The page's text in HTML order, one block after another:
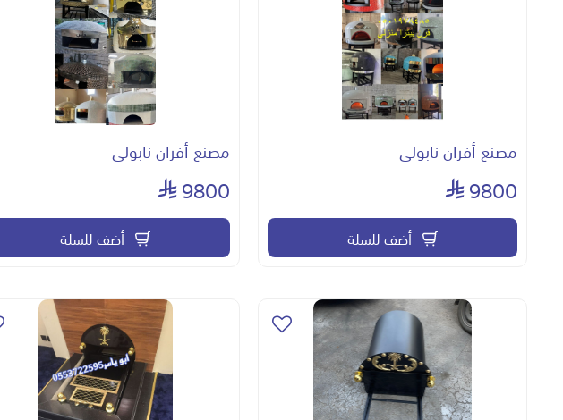
مصنع أفران نابولي
9800
أضف للسلة
مصنع أفران نابولي
9800
أضف للسلة